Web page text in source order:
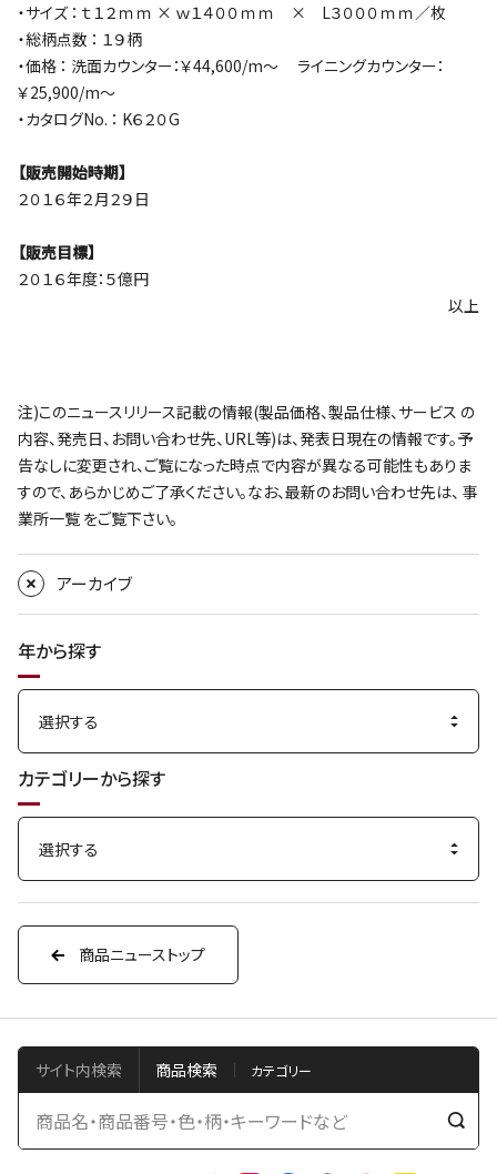
・サイズ ： ｔ１２ｍｍ × ｗ１４００ｍｍ × L３０００ｍｍ／枚
・総柄点数 ： １９柄
・価格 ： 洗面カウンター：￥44,600/m～ ライニングカウンター：
￥25,900/m～
・カタログNo. ： K６２０G
【販売開始時期】
２０１６年２月２９日
【販売目標】
２０１６年度：５億円
以上
注)このニュースリリース記載の情報(製品価格、製品仕様、サービス の
内容、発売日、お問い合わせ先、URL等)は、発表日現在の情報です。予
告なしに変更され、ご覧になった時点で内容が異なる可能性もありま
すので、あらかじめご了承ください。なお、最新のお問い合わせ先は、 事
業所一覧 をご覧下さい。
アーカイブ
年から探す
カテゴリーから探す
商品ニューストップ
サイト内検索 商品検索
検